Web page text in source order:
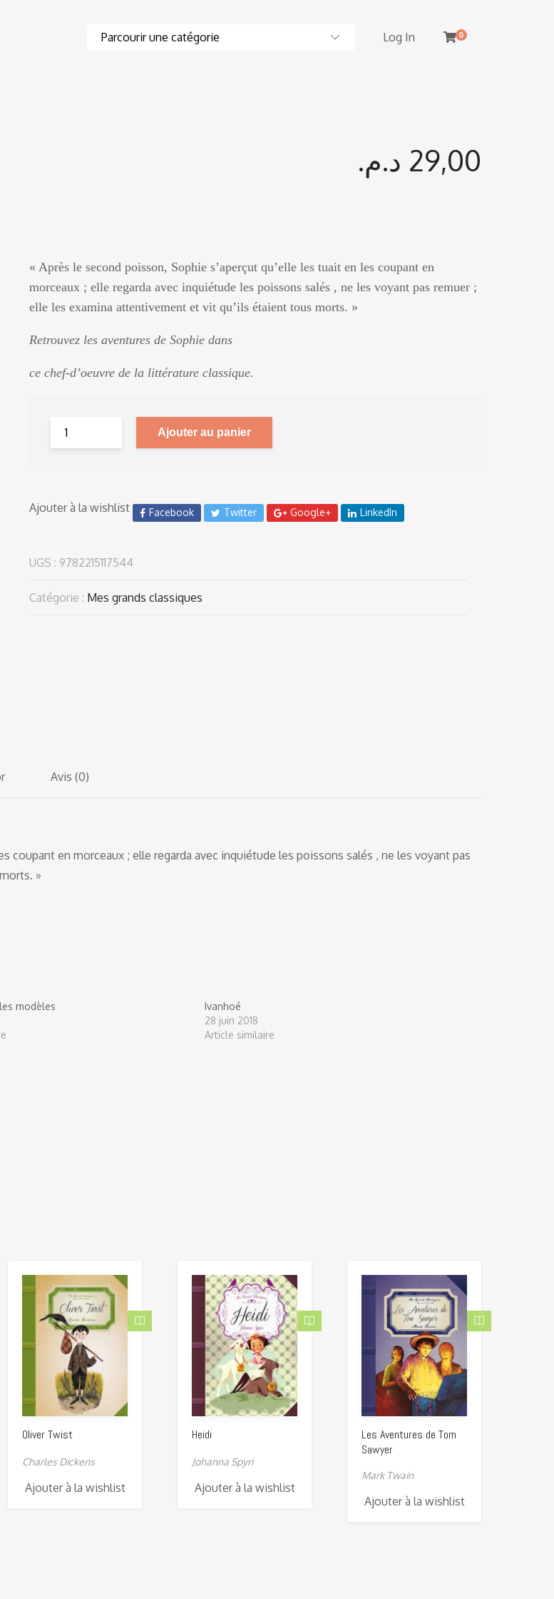
Log In 0
29,00 د.م.
« Après le second poisson, Sophie s’aperçut qu’elle les tuait en les coupant en
morceaux ; elle regarda avec inquiétude les poissons salés , ne les voyant pas remuer ;
elle les examina attentivement et vit qu’ils étaient tous morts. »
Retrouvez les aventures de Sophie dans
ce chef-d’oeuvre de la littérature classique.
Ajouter au panier
Ajouter à la wishlist Facebook Twitter Google+ LinkedIn
UGS : 9782215117544
Catégorie : Mes grands classiques
Avis (0)
coupant en morceaux ; elle regarda avec inquiétude les poissons salés , ne les voyant pas
»
modèles
Ivanhoé
28 juin 2018
Article similaire
Oliver Twist
Charles Dickens
Ajouter à la wishlist
Heidi
Johanna Spyri
Ajouter à la wishlist
Les Aventures de Tom
Sawyer
Mark Twain
Ajouter à la wishlist